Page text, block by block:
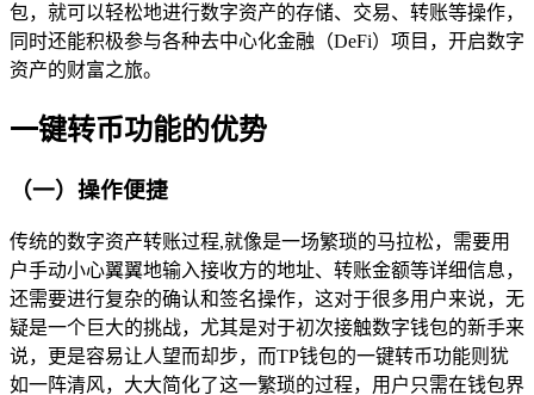
包，就可以轻松地进行数字资产的存储、交易、转账等操作，
同时还能积极参与各种去中心化金融（DeFi）项目，开启数字
资产的财富之旅。
一键转币功能的优势
（一）操作便捷
传统的数字资产转账过程,就像是一场繁琐的马拉松，需要用
户手动小心翼翼地输入接收方的地址、转账金额等详细信息，
还需要进行复杂的确认和签名操作，这对于很多用户来说，无
疑是一个巨大的挑战，尤其是对于初次接触数字钱包的新手来
说，更是容易让人望而却步，而TP钱包的一键转币功能则犹
如一阵清风，大大简化了这一繁琐的过程，用户只需在钱包界